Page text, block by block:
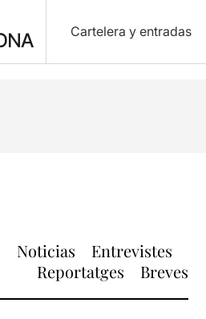
Cartelera y entradas
Noticias
Entrevistes
Reportatges
Breves